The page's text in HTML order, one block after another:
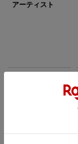
アーティスト